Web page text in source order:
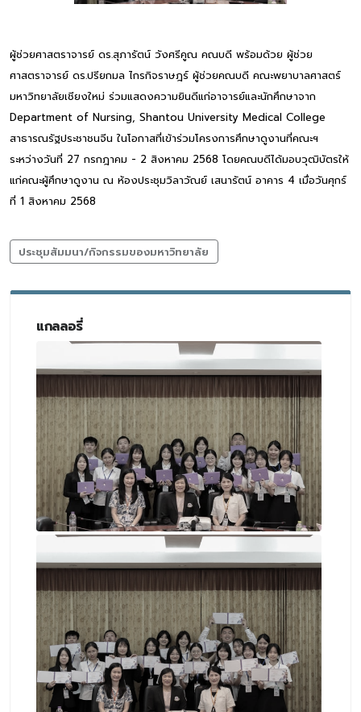
ผู้ช่วยศาสตราจารย์ ดร.สุภารัตน์ วังศรีคูณ คณบดี พร้อมด้วย ผู้ช่วย
ศาสตราจารย์ ดร.ปรียกมล ไกรกิจราษฎร์ ผู้ช่วยคณบดี คณะพยาบาลศาสตร์
มหาวิทยาลัยเชียงใหม่ ร่วมแสดงความยินดีแก่อาจารย์และนักศึกษาจาก
Department of Nursing, Shantou University Medical College
สาธารณรัฐประชาชนจีน ในโอกาสที่เข้าร่วมโครงการศึกษาดูงานที่คณะฯ
ระหว่างวันที่ 27 กรกฎาคม - 2 สิงหาคม 2568 โดยคณบดีได้มอบวุฒิบัตรให้
แก่คณะผู้ศึกษาดูงาน ณ ห้องประชุมวิลาวัณย์ เสนารัตน์ อาคาร 4 เมื่อวันศุกร์
ที่ 1 สิงหาคม 2568
ประชุมสัมมนา/กิจกรรมของมหาวิทยาลัย
แกลลอรี่